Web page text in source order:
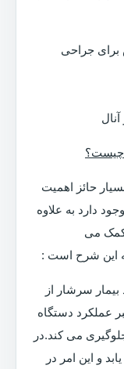
برای جراحی
چیست؟
حائز اهمیت
دارد به علاوه
کمک می
این شرح است :
سرشار از
عملکرد دستگاه
می کند.در
و این امر در